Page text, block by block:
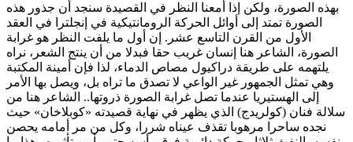
بهذه الصورة، ولكن إذا أمعنا النظر في القصيدة سنجد أن جذور هذه
الصورة تمتد إلى أوائل الحركة الرومانتيكية في إنجلترا في العقد
الأول من القرن التاسع عشر. إن أول ما يلفت النظر هو غرابة
الصورة، الشاعر هنا إنسان غريب حقا فبدلا من أن ينتج الشعر، نراه
يلتهمه على طريقة دراكيول مصاص الدماء، لذا فإن أمينة المكتبة
وهي تمثل الجمهور غير الواعي لا تصدق ما تراه بل، ويصل بها الأمر
إلى الهستيريا عندما تصل غرابة الصورة ذروتها.. الشاعر هنا من
سلالة فنان (كولريدج) الذي يظهر في نهاية قصيدته «كوبلاخان» حيث
نجده ساحرا مرهوبا تقذف عيناه شررا، وكل من مر أمامه يحصن